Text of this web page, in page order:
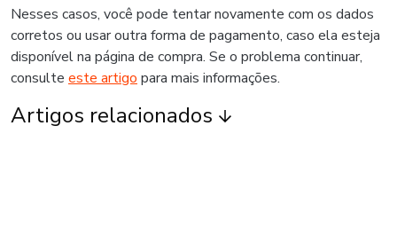
Nesses casos, você pode tentar novamente com os dados
corretos ou usar outra forma de pagamento, caso ela esteja
disponível na página de compra. Se o problema continuar,
consulte este artigo para mais informações.
Artigos relacionados